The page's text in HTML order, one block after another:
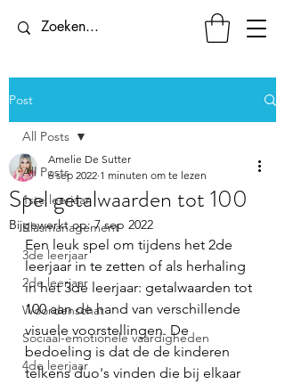
Post
All Posts
1ste leerjaar
Klasmanagement
3de leerjaar
2de leerjaar
Woordenschat
Sociaal-emotionele vaardigheden
4de leerjaar
All Posts
Spel getalwaarden tot 100
Amelie De Sutter
6 sep 2022 1 minuten om te lezen
Bijgewerkt op:7 sep 2022
Een leuk spel om tijdens het 2de
leerjaar in te zetten of als herhaling
in het 3de leerjaar: getalwaarden tot
100 aan de hand van verschillende
visuele voorstellingen. De
bedoeling is dat de de kinderen
telkens duo's vinden die bij elkaar